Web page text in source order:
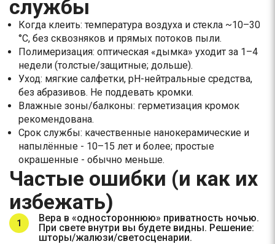
службы
Когда клеить: температура воздуха и стекла ~10–30
°С, без сквозняков и прямых потоков пыли.
Полимеризация: оптическая «дымка» уходит за 1–4
недели (толстые/защитные; дольше).
Уход: мягкие салфетки, pH-нейтральные средства,
без абразивов. Не поддевать кромки.
Влажные зоны/балконы: герметизация кромок
рекомендована.
Срок службы: качественные нанокерамические и
напылённые - 10–15 лет и более; простые
окрашенные - обычно меньше.
Частые ошибки (и как их
избежать)
Вера в «одностороннюю» приватность ночью.
При свете внутри вы будете видны. Решение:
шторы/жалюзи/светосценарии.